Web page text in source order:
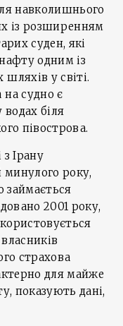
навколишнього
із розширенням
суден, які
одним із
у світі.
судно є
біля
півострова.
Ірану
минулого року,
займається
2001 року,
страхова
для майже
показують дані,